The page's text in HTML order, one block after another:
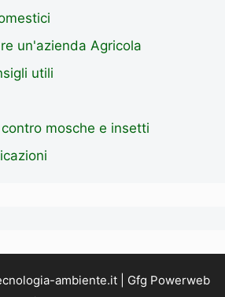
un'azienda Agricola
utili
mosche e insetti
ambiente.it | Gfg Powerweb